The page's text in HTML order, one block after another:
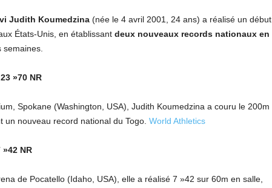
Judith Koumedzina(née le 4 avril 2001, 24 ans) a réalisé un début
États-Unis, en établissant deux nouveaux records nationaux en
»70 NR
Spokane (Washington, USA), Judith Koumedzina a couru le 200m
nouveau record national du Togo. World Athletics
NR
de Pocatello (Idaho, USA), elle a réalisé 7 »42 sur 60m en salle,